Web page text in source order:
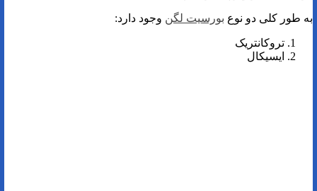
به طور کلی دو نوع بورسیت لگن وجود دارد:
تروکانتریک
ایسیکال